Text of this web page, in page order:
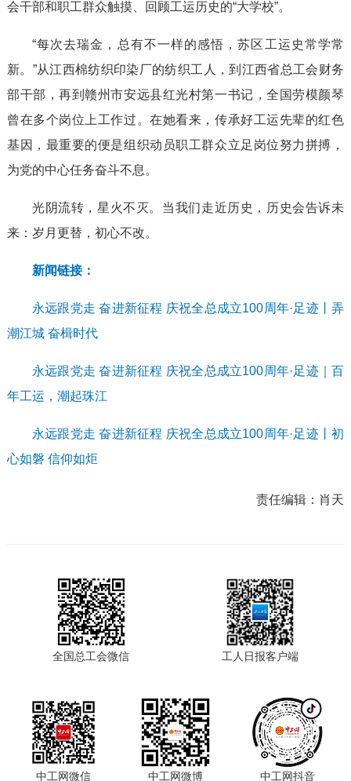
会干部和职工群众触摸、回顾工运历史的“大学校”。
“每次去瑞金，总有不一样的感悟，苏区工运史常学常
新。”从江西棉纺织印染厂的纺织工人，到江西省总工会财务
部干部，再到赣州市安远县红光村第一书记，全国劳模颜琴
曾在多个岗位上工作过。在她看来，传承好工运先辈的红色
基因，最重要的便是组织动员职工群众立足岗位努力拼搏，
为党的中心任务奋斗不息。
光阴流转，星火不灭。当我们走近历史，历史会告诉未
来：岁月更替，初心不改。
新闻链接：
永远跟党走 奋进新征程 庆祝全总成立100周年·足迹丨弄
潮江城 奋楫时代
永远跟党走 奋进新征程 庆祝全总成立100周年·足迹｜百
年工运，潮起珠江
永远跟党走 奋进新征程 庆祝全总成立100周年·足迹丨初
心如磐 信仰如炬
责任编辑： 肖天
全国总工会微信 工人日报客户端
中工网微信 中工网微博 中工网抖音